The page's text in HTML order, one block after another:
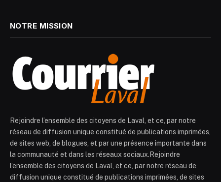
NOTRE MISSION
Rejoindre l’ensemble des citoyens de Laval, et ce, par notre
réseau de diffusion unique constitué de publications imprimées,
de sites web, de blogues, et par une présence importante dans
la communauté et dans les réseaux sociaux.Rejoindre
l’ensemble des citoyens de Laval, et ce, par notre réseau de
diffusion unique constitué de publications imprimées, de sites